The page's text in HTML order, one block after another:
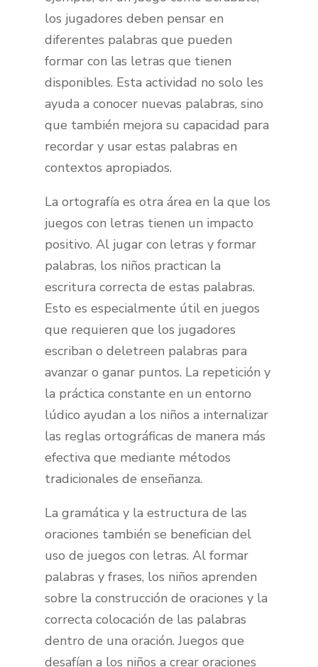
los jugadores deben pensar en
diferentes palabras que pueden
formar con las letras que tienen
disponibles. Esta actividad no solo les
ayuda a conocer nuevas palabras, sino
que también mejora su capacidad para
recordar y usar estas palabras en
contextos apropiados.
La ortografía es otra área en la que los
juegos con letras tienen un impacto
positivo. Al jugar con letras y formar
palabras, los niños practican la
escritura correcta de estas palabras.
Esto es especialmente útil en juegos
que requieren que los jugadores
escriban o deletreen palabras para
avanzar o ganar puntos. La repetición y
la práctica constante en un entorno
lúdico ayudan a los niños a internalizar
las reglas ortográficas de manera más
efectiva que mediante métodos
tradicionales de enseñanza.
La gramática y la estructura de las
oraciones también se benefician del
uso de juegos con letras. Al formar
palabras y frases, los niños aprenden
sobre la construcción de oraciones y la
correcta colocación de las palabras
dentro de una oración. Juegos que
desafían a los niños a crear oraciones